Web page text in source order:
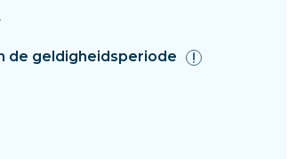
de geldigheidsperiode